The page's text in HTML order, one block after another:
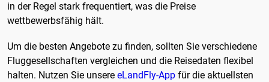
in der Regel stark frequentiert, was die Preise
wettbewerbsfähig hält.
Um die besten Angebote zu finden, sollten Sie verschiedene
Fluggesellschaften vergleichen und die Reisedaten flexibel
halten. Nutzen Sie unsere eLandFly-App für die aktuellsten